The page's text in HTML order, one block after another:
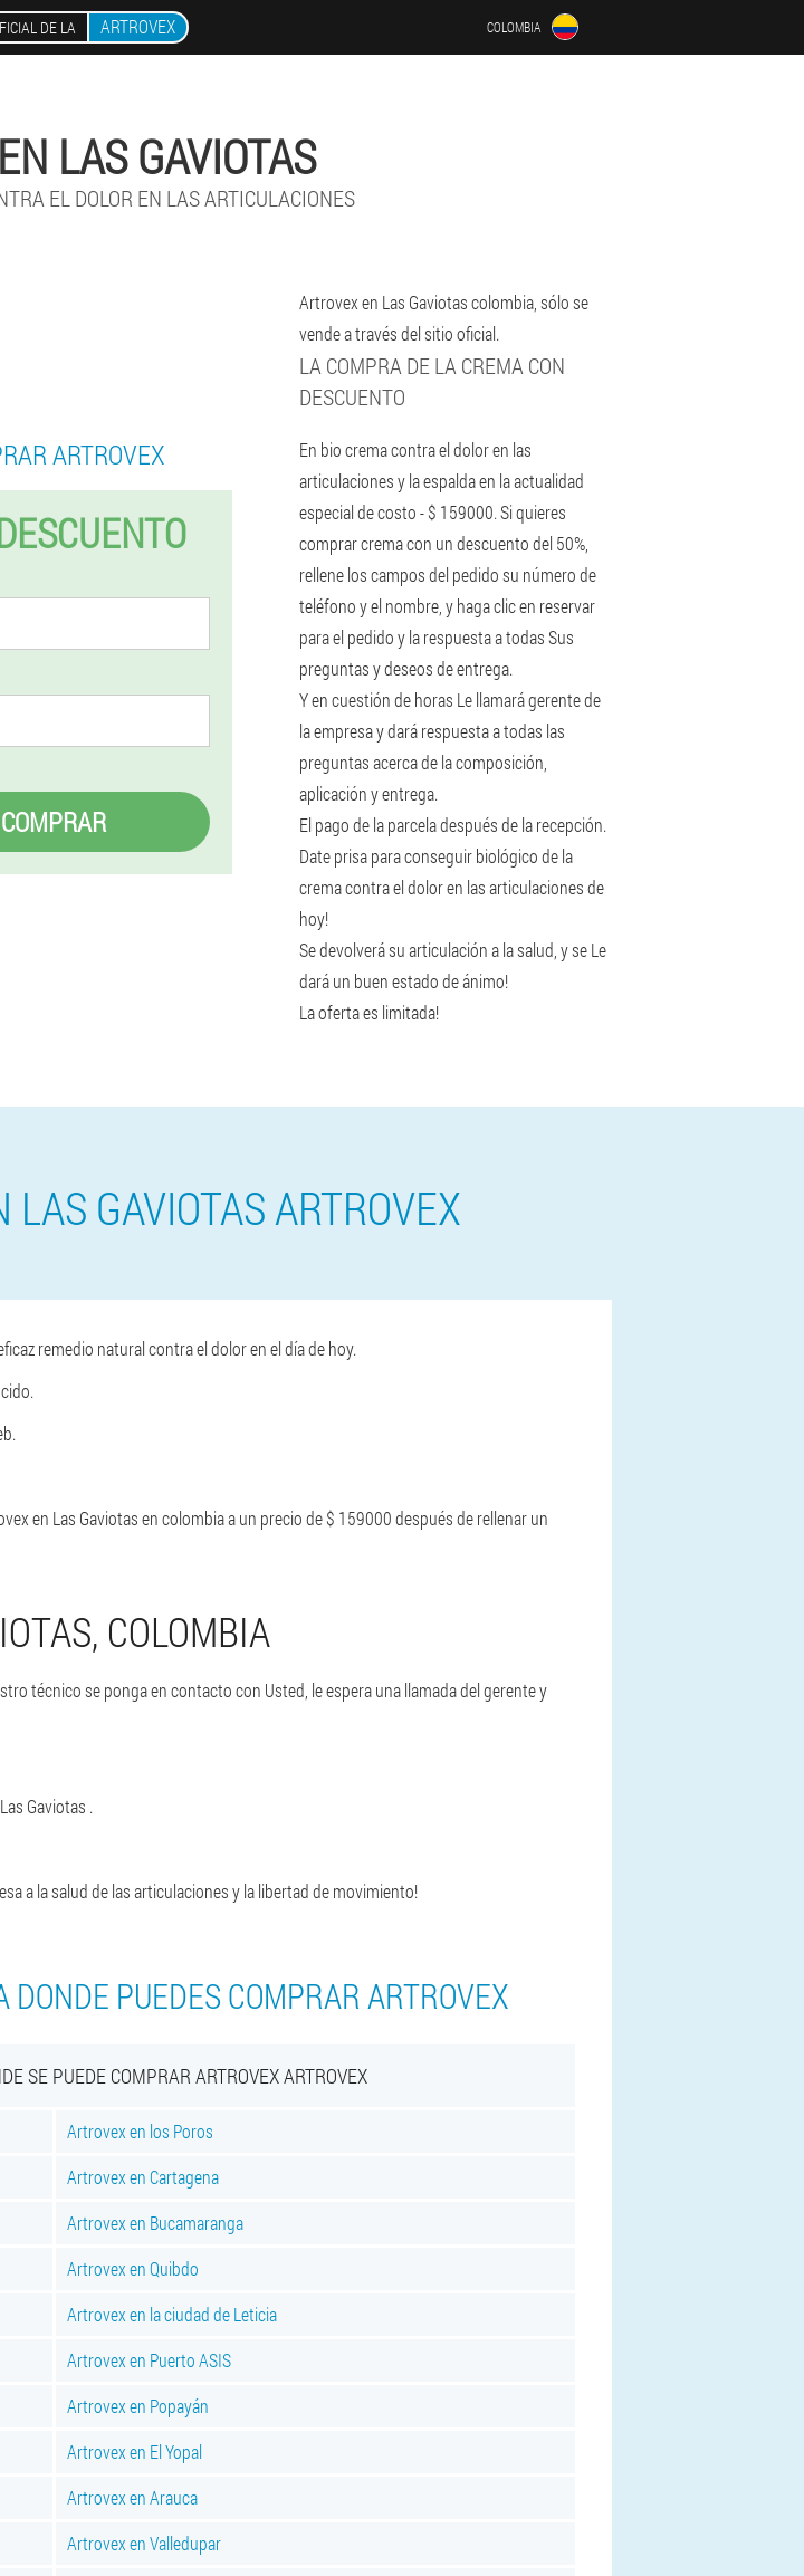
DE LA ARTROVEX COLOMBIA
LAS GAVIOTAS
EL DOLOR EN LAS ARTICULACIONES
ARTROVEX
COMPRAR
Artrovex en Las Gaviotas colombia, sólo se
vende a través del sitio oficial.
LA COMPRA DE LA CREMA CON
DESCUENTO
En bio crema contra el dolor en las
articulaciones y la espalda en la actualidad
especial de costo - $ 159000. Si quieres
comprar crema con un descuento del 50%,
rellene los campos del pedido su número de
teléfono y el nombre, y haga clic en reservar
para el pedido y la respuesta a todas Sus
preguntas y deseos de entrega.
Y en cuestión de horas Le llamará gerente de
la empresa y dará respuesta a todas las
preguntas acerca de la composición,
aplicación y entrega.
El pago de la parcela después de la recepción.
Date prisa para conseguir biológico de la
crema contra el dolor en las articulaciones de
hoy!
Se devolverá su articulación a la salud, y se Le
dará un buen estado de ánimo!
La oferta es limitada!
GAVIOTAS ARTROVEX
remedio natural contra el dolor en el día de hoy.
en Las Gaviotas en colombia a un precio de $ 159000 después de rellenar un
COLOMBIA
técnico se ponga en contacto con Usted, le espera una llamada del gerente y
Gaviotas .
a la salud de las articulaciones y la libertad de movimiento!
DONDE PUEDES COMPRAR ARTROVEX
SE PUEDE COMPRAR ARTROVEX ARTROVEX
Artrovex en los Poros
Artrovex en Cartagena
Artrovex en Bucamaranga
Artrovex en Quibdo
Artrovex en la ciudad de Leticia
Artrovex en Puerto ASIS
Artrovex en Popayán
Artrovex en El Yopal
Artrovex en Arauca
Artrovex en Valledupar